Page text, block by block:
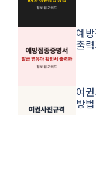
예
출
여
방법